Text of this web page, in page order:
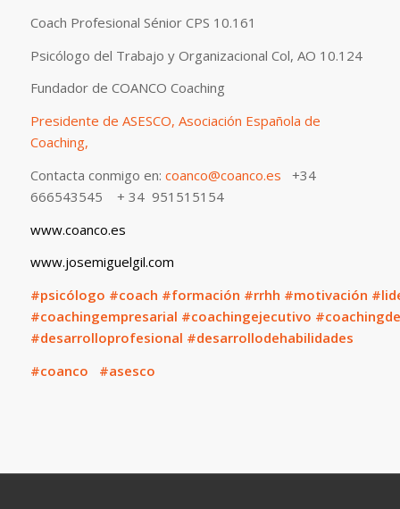
Coach Profesional Sénior CPS 10.161
Psicólogo del Trabajo y Organizacional Col, AO 10.124
Fundador de COANCO Coaching
Presidente de ASESCO, Asociación Española de
Coaching,
Contacta conmigo en: coanco@coanco.es +34
666543545 + 34 951515154
www.coanco.es
www.josemiguelgil.com
#psicólogo #coach #formación #rrhh #motivación
#coachingempresarial #coachingejecutivo
#desarrolloprofesional #desarrollodehabilidades
#coanco #asesco